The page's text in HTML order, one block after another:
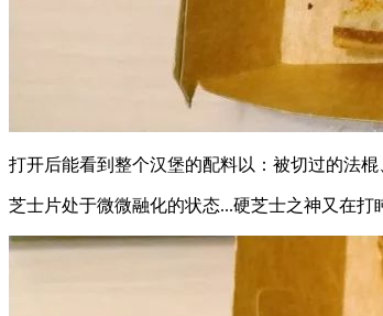
打开后能看到整个汉堡的配料以：被切过的法
芝士片处于微微融化的状态...硬芝士之神又在